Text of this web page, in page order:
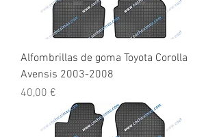
Alfombrillas de goma Toyota Corolla
Avensis 2003-2008
Precio
40,00 €